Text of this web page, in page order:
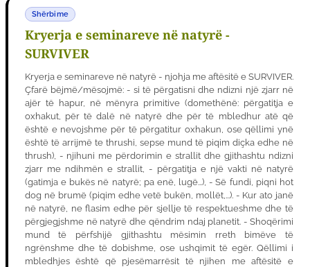
Shërbime
Kryerja e seminareve në natyrë -
SURVIVER
Kryerja e seminareve në natyrë - njohja me aftësitë e SURVIVER.
Çfarë bëjmë/mësojmë: - si të përgatisni dhe ndizni një zjarr në
ajër të hapur, në mënyra primitive (domethënë: përgatitja e
oxhakut, për të dalë në natyrë dhe për të mbledhur atë që
është e nevojshme për të përgatitur oxhakun, ose qëllimi ynë
është të arrijmë te thrushi, sepse mund të piqim diçka edhe në
thrush), - njihuni me përdorimin e strallit dhe gjithashtu ndizni
zjarr me ndihmën e strallit, - përgatitja e një vakti në natyrë
(gatimja e bukës në natyrë; pa enë, lugë...), - Së fundi, piqni hot
dog në brumë (piqim edhe vetë bukën, mollët,...). - Kur ato janë
në natyrë, ne flasim edhe për sjellje të respektueshme dhe të
përgjegjshme në natyrë dhe qëndrim ndaj planetit. - Shoqërimi
mund të përfshijë gjithashtu mësimin rreth bimëve të
ngrënshme dhe të dobishme, ose ushqimit të egër. Qëllimi i
mbledhjes është që pjesëmarrësit të njihen me aftësitë e